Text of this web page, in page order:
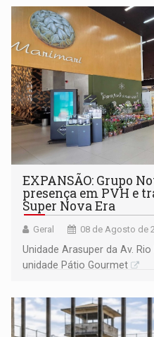
EXPANSÃO: Grupo
presença em PVH e
Super Nova Era
Geral 08 de Agosto de
Unidade Arasuper da Av.
unidade Pátio Gourmet